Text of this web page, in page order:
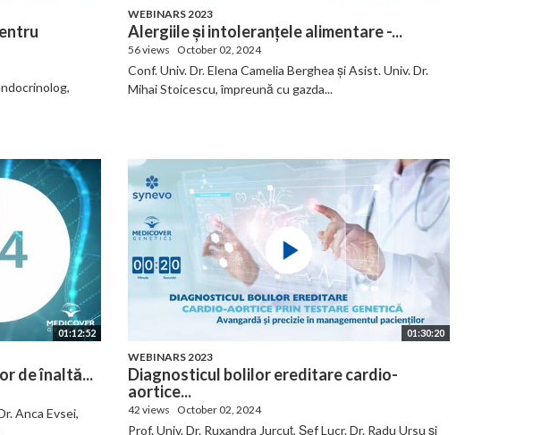
WEBINARS 2023
Alergiile și intoleranțele alimentare -...
56 views October 02, 2024
Conf. Univ. Dr. Elena Camelia Berghea și Asist. Univ. Dr.
Mihai Stoicescu, împreună cu gazda...
01:12:52
de înaltă...
Anca Evsei,
01:30:20
WEBINARS 2023
Diagnosticul bolilor ereditare cardio-
aortice...
42 views October 02, 2024
Prof. Univ. Dr. Ruxandra Jurcuț, Șef Lucr. Dr. Radu Ursu și